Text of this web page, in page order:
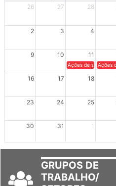
26
27 28
2 3 4
9 10 11
Ações de Ações
16 17 18
23 24 25
30 31 1
GRUPOS DE
TRABALHO/